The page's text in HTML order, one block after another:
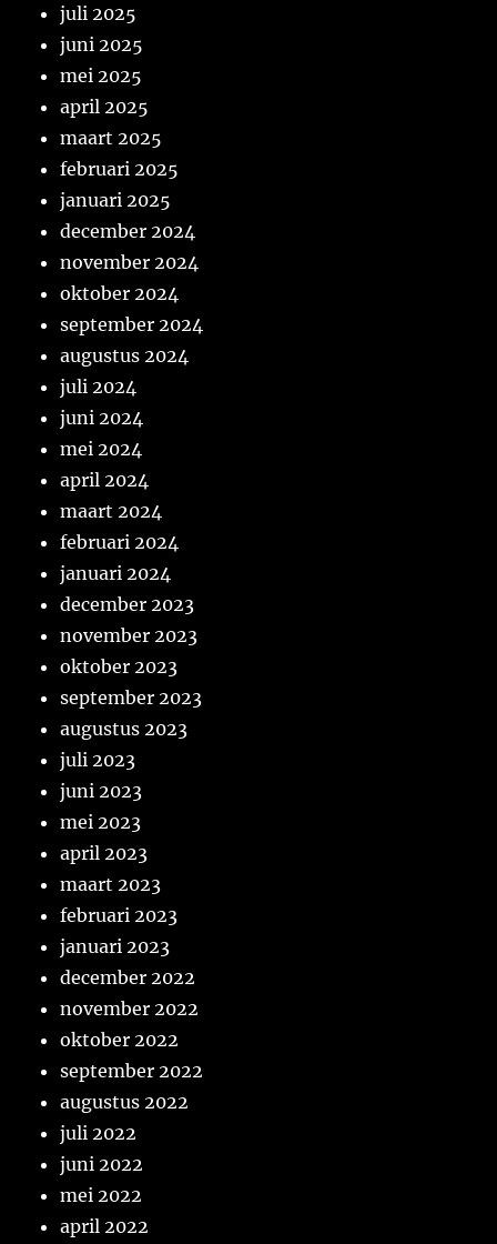
juli 2025
juni 2025
mei 2025
april 2025
maart 2025
februari 2025
januari 2025
december 2024
november 2024
oktober 2024
september 2024
augustus 2024
juli 2024
juni 2024
mei 2024
april 2024
maart 2024
februari 2024
januari 2024
december 2023
november 2023
oktober 2023
september 2023
augustus 2023
juli 2023
juni 2023
mei 2023
april 2023
maart 2023
februari 2023
januari 2023
december 2022
november 2022
oktober 2022
september 2022
augustus 2022
juli 2022
juni 2022
mei 2022
april 2022